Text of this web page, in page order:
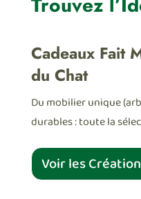
Cadeaux Fait
du Chat
Du mobilier unique
durables : toute la
Voir les